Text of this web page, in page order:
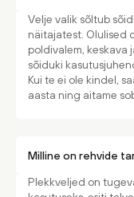
Velje valik sõltub
näitajatest. Olulised
poldivalem, keskava
sõiduki
Kui te ei ole kindel,
aasta ning aitame
Milline on rehvide
Plekkveljed on